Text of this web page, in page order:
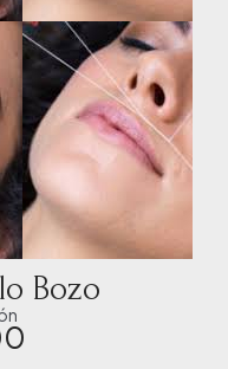
Bozo